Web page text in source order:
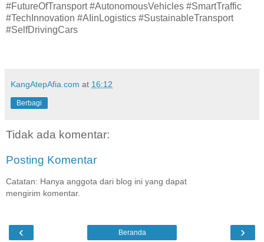
#FutureOfTransport #AutonomousVehicles #SmartTraffic
#TechInnovation #AIinLogistics #SustainableTransport
#SelfDrivingCars
KangAtepAfia.com at 16:12
Berbagi
Tidak ada komentar:
Posting Komentar
Catatan: Hanya anggota dari blog ini yang dapat
mengirim komentar.
‹ ›
Beranda